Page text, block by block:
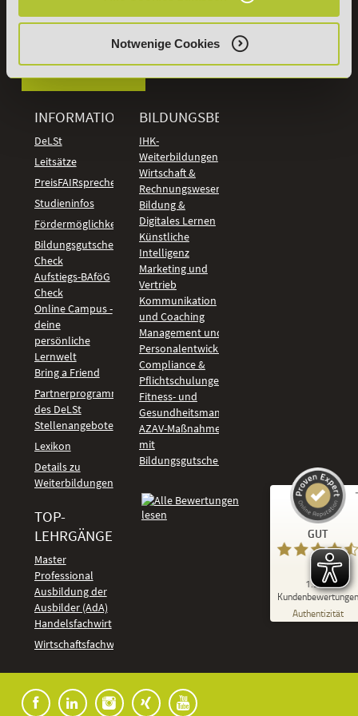
Notwenige Cookies
widerrufen
INFORMATIONEN
DeLSt
Leitsätze
PreisFAIRsprechen
Studieninfos
Fördermöglichkeiten
Bildungsgutschein
Check
Aufstiegs-BAföG
Check
Online Campus -
deine
persönliche
Lernwelt
Bring a Friend
Partnerprogramm
des DeLSt
Stellenangebote
Lexikon
Details zu
Weiterbildungen
TOP-
LEHRGÄNGE
Master
Professional
Ausbildung der
Ausbilder (AdA)
Handelsfachwirt
Wirtschaftsfachwirt
BILDUNGSBEREICHE
IHK-
Weiterbildungen
Wirtschaft &
Rechnungswesen
Bildung &
Digitales Lernen
Künstliche
Intelligenz
Marketing und
Vertrieb
Kommunikation
und Coaching
Management und
Personalentwicklung
Compliance &
Pflichtschulungen
Fitness- und
Gesundheitsmanagement
AZAV-Maßnahmen
mit
Bildungsgutschein
GUT
1.918
Kundenbewertungen
Authentizität
Kundenbewertungen und Erfahrungen zu
DeLSt - Deutsches eLearning Studieninstitut
92
%
Empfehlungen auf
ProvenExpert.com
anderen Quellen